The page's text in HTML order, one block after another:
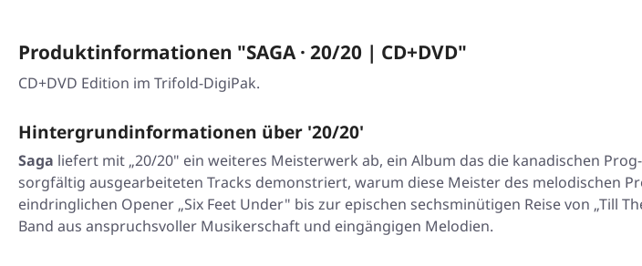
Produktinformationen "SAGA · 20/20 | CD+DVD"
CD+DVD Edition im Trifold-DigiPak.
Hintergrundinformationen über '20/20'
Saga liefert mit „20/20" ein weiteres Meisterwerk ab, ein Album das die kanadischen
sorgfältig ausgearbeiteten Tracks demonstriert, warum diese Meister des melodischen
eindringlichen Opener „Six Feet Under" bis zur epischen sechsminütigen Reise von „Till
Band aus anspruchsvoller Musikerschaft und eingängigen Melodien.